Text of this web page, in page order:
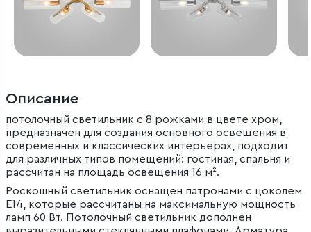
Описание
потолочный светильник с 8 рожками в цвете хром,
предназначен для создания основного освещения в
современных и классических интерьерах, подходит
для различных типов помещений: гостиная, спальня и
рассчитан на площадь освещения 16 м².
Роскошный светильник оснащен патронами с цоколем
Е14, которые рассчитаны на максимальную мощность
ламп 60 Вт. Потолочный светильник дополнен